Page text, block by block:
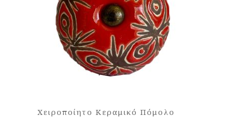
Χειροποίητο Κεραμικό Πόμολο